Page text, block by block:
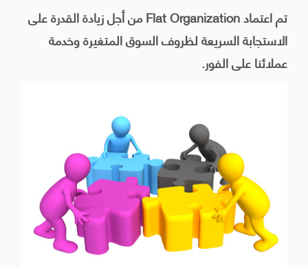
تم اعتماد Flat Organization من أجل زيادة القدرة على
الاستجابة السريعة لظروف السوق المتغيرة وخدمة
عملائنا على الفور.